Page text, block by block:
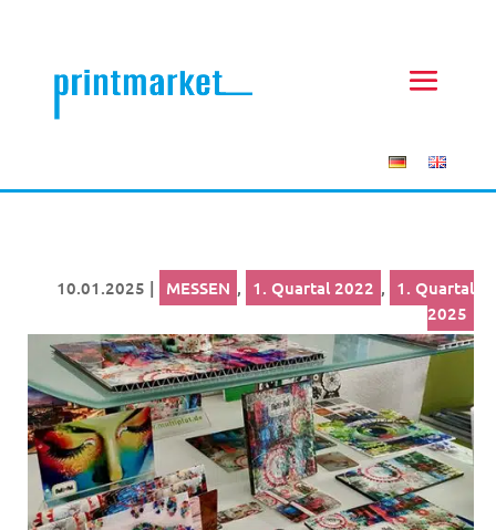
10.01.2025 | MESSEN , 1. Quartal 2022 , 1. Quartal
2025